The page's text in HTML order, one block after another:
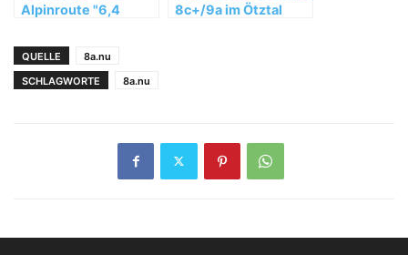
Alpinroute "6,4
der Schweiz
8c+/9a im Ötztal
QUELLE
8a.nu
SCHLAGWORTE
8a.nu